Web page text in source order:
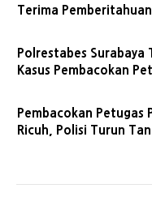
Terima
Polrestabes Surabaya
Kasus Pembacokan
Pembacokan Petugas
Ricuh, Polisi Turun